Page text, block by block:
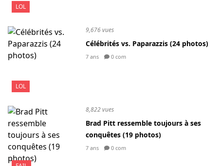
LOL
LOL
9,676 vues
Célébrités vs. Paparazzis (24 photos)
7 ans 0 com
8,822 vues
Brad Pitt ressemble toujours à ses
conquêtes (19 photos)
7 ans 0 com